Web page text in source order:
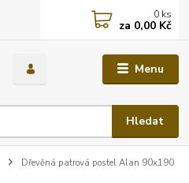
Menu
Hledat
0 ks
za 0,00 Kč
Dřevěná patrová postel Alan 90x190